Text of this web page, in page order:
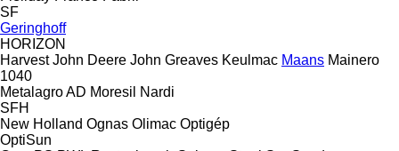
SF
Geringhoff
HORIZON
Harvest John Deere John Greaves Keulmac Maans Mainero
1040
Metalagro AD Moresil
Nardi
SFH
New Holland Ognas Olimac Optigép
OptiSun